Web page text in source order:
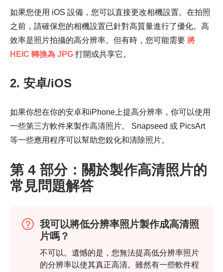
第 3 步。
如果您使用 iOS 設備，您可以直接更改相機設置。在拍照
之前，請確保您的相機設置已針對高質量進行了優化。高
效率是照片拍攝的高分辨率。但有時，您可能需要 將
HEIC 轉換為 JPG 打開或共享它。
2. 安卓/iOS
如果你想在你的安卓和iPhone上提高分辨率，你可以使用
一些第三方軟件來製作高清照片。 Snapseed 或 PicsArt
等一些應用程序可以幫助您銳化和清除照片。
第 4 部分：關於製作高清照片的
常見問題解答
我可以將低分辨率照片製作成高清照
片嗎？
不可以。遺憾的是，您無法提高低分辨率照片
的分辨率以使其真正高清。雖然有一些軟件程